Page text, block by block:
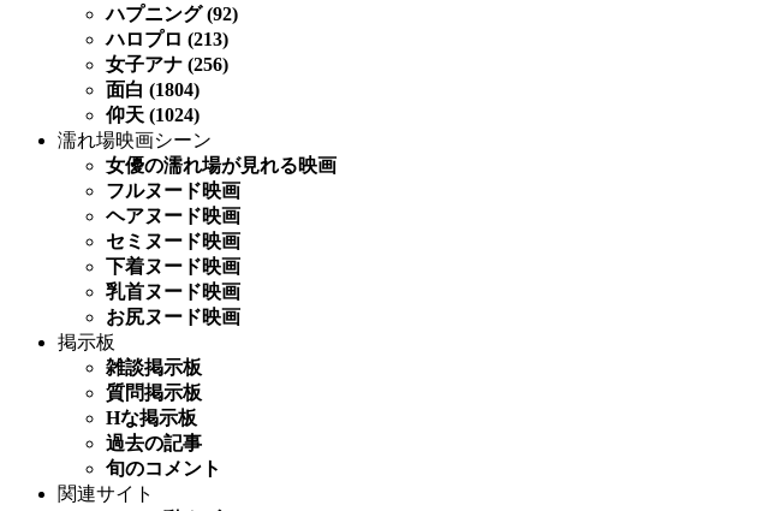
ハプニング (92)
ハロプロ (213)
女子アナ (256)
面白 (1804)
仰天 (1024)
濡れ場映画シーン
女優の濡れ場が見れる映画
フルヌード映画
ヘアヌード映画
セミヌード映画
下着ヌード映画
乳首ヌード映画
お尻ヌード映画
掲示板
雑談掲示板
質問掲示板
Hな掲示板
過去の記事
旬のコメント
関連サイト